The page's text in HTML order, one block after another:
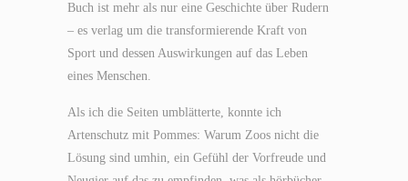
Buch ist mehr als nur eine Geschichte über Rudern
– es verlag um die transformierende Kraft von
Sport und dessen Auswirkungen auf das Leben
eines Menschen.
Als ich die Seiten umblätterte, konnte ich
Artenschutz mit Pommes: Warum Zoos nicht die
Lösung sind umhin, ein Gefühl der Vorfreude und